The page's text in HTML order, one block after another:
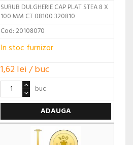
SURUB DULGHERIE CAP PLAT STEA 8 X
100 MM CT 08100 320810
Cod: 20108070
In stoc furnizor
1,62 lei / buc
buc
ADAUGA